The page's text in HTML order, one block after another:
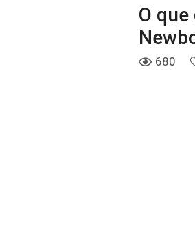
O
680